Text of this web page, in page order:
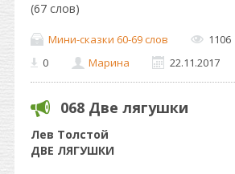
(67 слов)
Мини-сказки 60-69 слов
1106
0
Марина 22.11.2017
068 Две лягушки
Лев Толстой
ДВЕ ЛЯГУШКИ